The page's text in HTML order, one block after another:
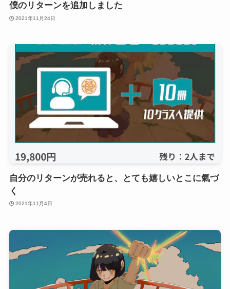
僕のリターンを追加しました
2021年11月24日
自分のリターンが売れると、とても嬉しいとこに氣づ
く
2021年11月4日